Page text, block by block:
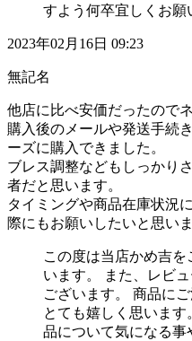
すよう何卒宜しくお願
2023年02月16日 09:23
無記名
他店に比べ安価だったので
購入後のメールや発送手続
ーズに購入できました。
ブレス調整などもしっかり
者だと思います。
タイミングや商品在庫状況
際にもお願いしたいと思いま
この度は当店かめ吉
います。 また、レビ
ございます。 商品に
とても嬉しく思いま
品について気になる事